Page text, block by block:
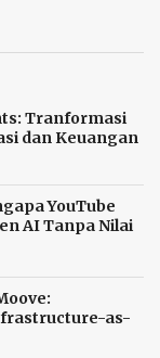
Tranformasi
dan Keuangan
YouTube
AI Tanpa Nilai
as-